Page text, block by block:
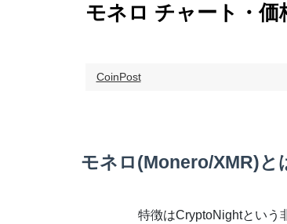
モネロ チャート・価
CoinPost
モネロ(Monero/XMR)と
特徴はCryptoNightという